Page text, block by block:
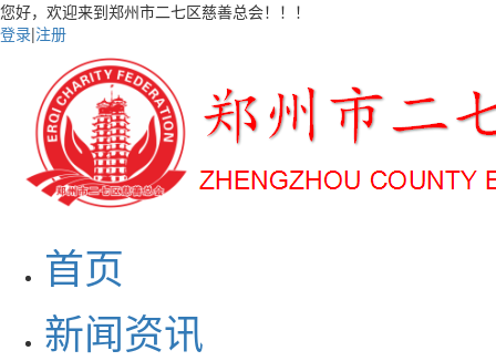
您好，欢迎来到郑州市二七区慈善总会！！！
登录|注册
首页
新闻资讯